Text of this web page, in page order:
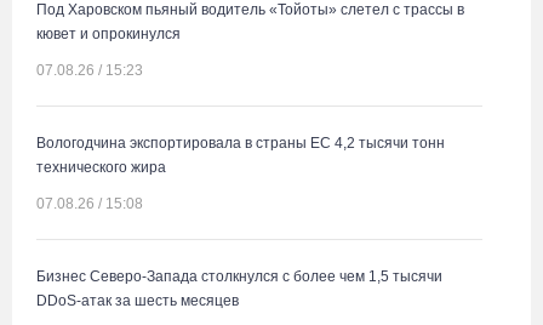
Под Харовском пьяный водитель «Тойоты» слетел с трассы в
кювет и опрокинулся
07.08.26 / 15:23
Вологодчина экспортировала в страны ЕС 4,2 тысячи тонн
технического жира
07.08.26 / 15:08
Бизнес Северо-Запада столкнулся с более чем 1,5 тысячи
DDoS-атак за шесть месяцев